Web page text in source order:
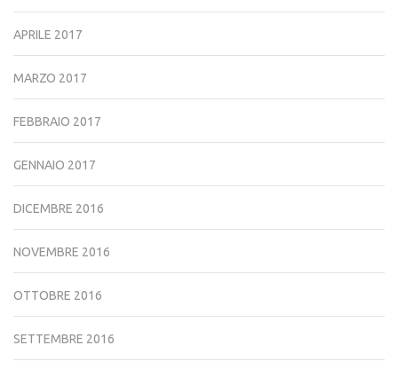
APRILE 2017
MARZO 2017
FEBBRAIO 2017
GENNAIO 2017
DICEMBRE 2016
NOVEMBRE 2016
OTTOBRE 2016
SETTEMBRE 2016